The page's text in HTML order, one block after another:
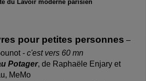
du Lavoir moderne parisien
pour petites personnes –
- c'est vers 60 mn
Potager, de Raphaële Enjary et
MeMo